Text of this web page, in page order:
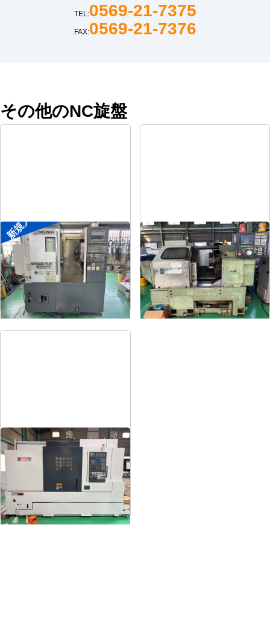
TEL:0569-21-7375
FAX:0569-21-7376
その他のNC旋盤
新規入荷
8″NC旋盤
メーカー オークマ
形 式LB2500EX
年 式
8″NC旋盤
メーカー オークマ
形 式 LB-12
年 式1989
12″NC旋盤
森精機
NL3000/700
年 式2006